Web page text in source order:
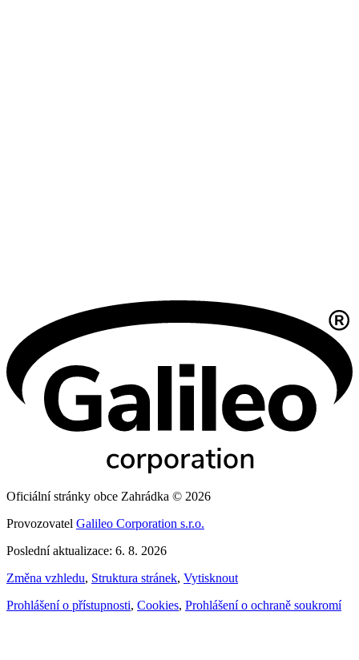
Oficiální stránky obce Zahrádka © 2026
Provozovatel Galileo Corporation s.r.o.
Poslední aktualizace: 6. 8. 2026
Změna vzhledu, Struktura stránek, Vytisknout
Prohlášení o přístupnosti, Cookies, Prohlášení o ochraně soukromí